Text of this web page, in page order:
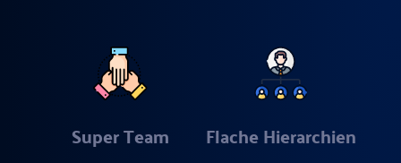
Super Team Flache Hierarchien